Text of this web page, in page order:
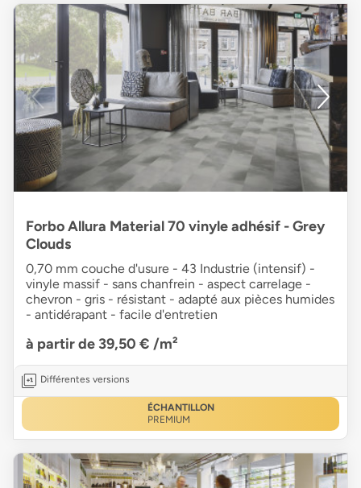
Forbo Allura Material 70 vinyle adhésif - Grey
Clouds
0,70 mm couche d'usure - 43 Industrie (intensif) -
vinyle massif - sans chanfrein - aspect carrelage -
chevron - gris - résistant - adapté aux pièces humides
- antidérapant - facile d'entretien
à partir de 39,50 € /m²
Différentes versions
ÉCHANTILLON
PREMIUM